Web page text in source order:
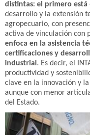
distintas: el primero
desarrollo y la extensión
agropecuario, con
activa de vinculación con
enfoca en la asistencia
certificaciones y
industrial . Es decir, el
productividad y
clave en la innovación y
aunque con menor
del Estado.